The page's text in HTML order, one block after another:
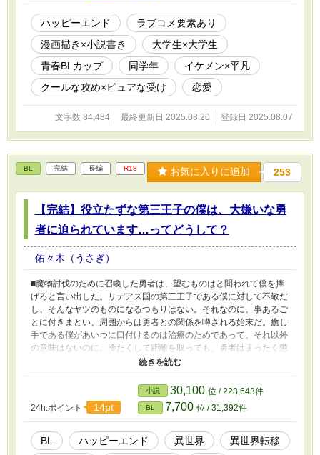
です。 お気に入り登録、❤、エールなどありがとうございます！
少しでもお楽しみいただけていると嬉しいです。
ハッピーエンド
ラブコメ要素あり
漫画描き×小説書き
大学生×大学生
青春BLカップ​
同学年
イケメン×平凡
クールな攻め×ピュアな受け
恋愛
文字数 84,484 最終更新日 2025.08.20 登録日 2025.08.07
BL 完結 長編 R18 お気に入りに追加 253
【完結】役立たずな第三王子の僕は、大嫌いな勇
者に迫られています…ってどうして？
佑々木（うさぎ）
■魔物討伐のために召喚した勇者は、望むものはと問われて僕を捧
げろと言い出した。リデアス国の第三王子である僕に対して不敬だ
し、そんなヤツのものになるつもりはない。それなのに、事あるご
とに付きまとい、周囲からは勇者との関係を噂される始末だ。癒し
手である僕があいつに口付けるのは治療のためであって、それ以外
の意味はないのに。冷たくして距離を取っても、勇者はまったく懲
りた様子もない。そんな折、魔物の発生源とみられるダンジョンに
──。 ■異世界来た勇者レイとリデアス国の第三王子であるエステ
ィンとのラブストーリーです。 ■勇者（18歳）×第三王子（17歳）
です。 ■18禁BL表現がありますのでご注意ください。
24h.ポイント 14pt
小説 30,100 位 / 228,643件
BL 7,700 位 / 31,392件
BL ハッピーエンド 異世界
異世界転移